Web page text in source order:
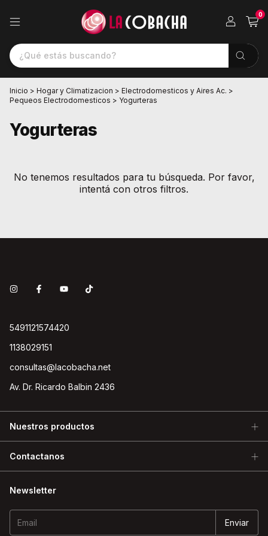
0
Inicio > Hogar y Climatizacion > Electrodomesticos y Aires Ac. >
Pequeos Electrodomesticos > Yogurteras
Yogurteras
No tenemos resultados para tu búsqueda. Por favor,
intentá con otros filtros.
5491121574420
1138029151
consultas@lacobacha.net
Av. Dr. Ricardo Balbin 2436
Nuestros productos
Contactanos
Newsletter